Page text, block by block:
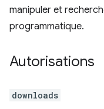
manipuler et
programmatique.
Autorisations
downloads